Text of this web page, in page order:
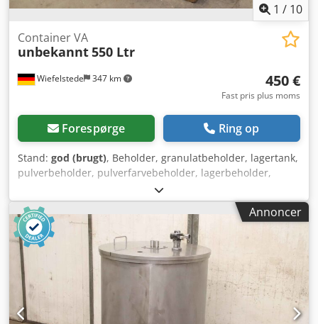
1 / 10
Wiefelstede 347 km
Container VA
unbekannt550 Ltr
450 €
Fast pris plus moms
Forespørge Ring op
Stand: god (brugt), Beholder, granulatbeholder, lagertank,
pulverbeholder, pulverfarvebeholder, lagerbeholder,
siloanlæg, tank, silo, polypropylenbeholder -Siloanlæg:
Granulatbeholder af polypropylen med niveaumåler -
Kapacitet: ca. 550 liter -Beholder: Rustfrit stål -Mål: se
fotos / teknisk tegning -Dimensioner: 1015/760/H975 mm
Djdpfx Asyv Au Nokmekr -Vægt: 84 kg
Annoncer